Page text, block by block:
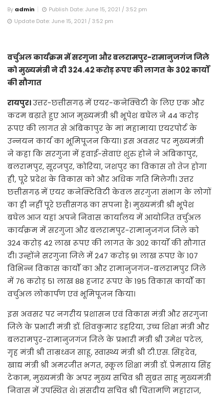
By admin
Publish Date: June 15, 2021 / 3:52 pm
Update Date: June 15, 2021 / 3:52 pm
वर्चुअल कार्यक्रम में सरगुजा और बलरामपुर-रामानुजगंज जिले
को मुख्यमंत्री ने दी 324.42 करोड़ रूपए की लागत के 302 कार्याें
की सौगात
रायपुर।उत्तर-छत्तीसगढ़ में एयर-कनेक्विटी के लिए एक और
कदम बढ़ाते हुए आज मुख्यमंत्री श्री भूपेश बघेल ने 44 करोड़
रूपए की लागत से अंबिकापुर के मां महामाया एयरपोर्ट के
उन्नयन कार्य का भूमिपूजन किया। इस अवसर पर मुख्यमंत्री
ने कहा कि सरगुजा में हवाई-सेवाएं शुरु होने ने अंबिकापुर,
बलरामपुर, सूरजपुर, कोरिया, जशपुर का विकास तो तेज होगा
ही, पूरे प्रदेश के विकास को और अधिक गति मिलेगी। उत्तर
छत्तीसगढ़ में एयर कनेक्टिविटी केवल सरगुजा संभाग के लोगों
का ही नहीं पूरे छत्तीसगढ़ का सपना है। मुख्यमंत्री श्री भूपेश
बघेल आज यहां अपने निवास कार्यालय में आयोजित वर्चुअल
कार्यक्रम में सरगुजा और बलरामपुर-रामानुजगंज जिले को
324 करोड़ 42 लाख रूपए की लागत के 302 कार्याें की सौगात
दी। उन्होंने सरगुजा जिले में 247 करोड़ 91 लाख रूपए के 107
विभिन्न विकास कार्यों का और रामानुजगंज-बलरामपुर जिले
में 76 करोड़ 51 लाख 88 हजार रूपए के 195 विकास कार्यों का
वर्चुअल लोकार्पण एवं भूमिपूजन किया।
इस अवसर पर नगरीय प्रशासन एवं विकास मंत्री और सरगुजा
जिले के प्रभारी मंत्री डॉ. शिवकुमार डहरिया, उच्च शिक्षा मंत्री और
बलरामपुर-रामानुजगंज जिले के प्रभारी मंत्री श्री उमेश पटेल,
गृह मंत्री श्री ताम्रध्वज साहू, स्वास्थ्य मंत्री श्री टी.एस. सिंहदेव,
खाद्य मंत्री श्री अमरजीत भगत, स्कूल शिक्षा मंत्री डॉ. प्रेमसाय सिंह
टेकाम, मुख्यमंत्री के अपर मुख्य सचिव श्री सुब्रत साहू मुख्यमंत्री
निवास में उपस्थित थे। संसदीय सचिव श्री चिंतामणि महाराज,